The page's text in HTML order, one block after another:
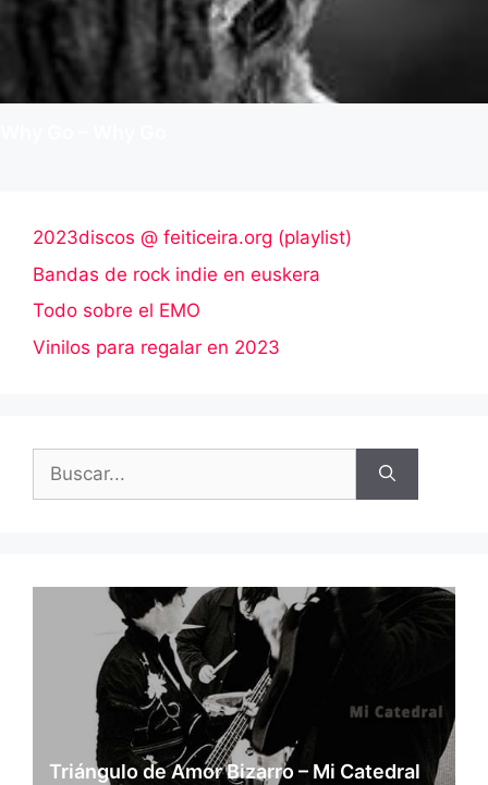
2023discos @ feiticeira.org (playlist)
Bandas de rock indie en euskera
Todo sobre el EMO
Vinilos para regalar en 2023
Triángulo de Amor Bizarro – Mi Catedral